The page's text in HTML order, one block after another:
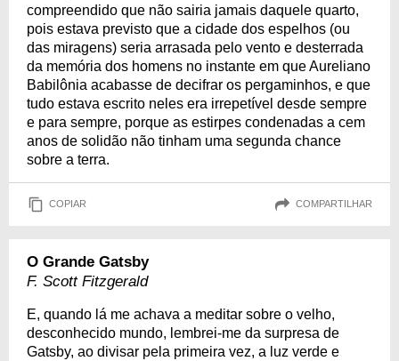
compreendido que não sairia jamais daquele quarto,
pois estava previsto que a cidade dos espelhos (ou
das miragens) seria arrasada pelo vento e desterrada
da memória dos homens no instante em que Aureliano
Babilônia acabasse de decifrar os pergaminhos, e que
tudo estava escrito neles era irrepetível desde sempre
e para sempre, porque as estirpes condenadas a cem
anos de solidão não tinham uma segunda chance
sobre a terra.
COPIAR COMPARTILHAR
O Grande Gatsby
F. Scott Fitzgerald
E, quando lá me achava a meditar sobre o velho,
desconhecido mundo, lembrei-me da surpresa de
Gatsby, ao divisar pela primeira vez, a luz verde e